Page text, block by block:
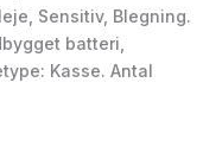
Sensitiv, Blegning.
batteri,
Kasse. Antal